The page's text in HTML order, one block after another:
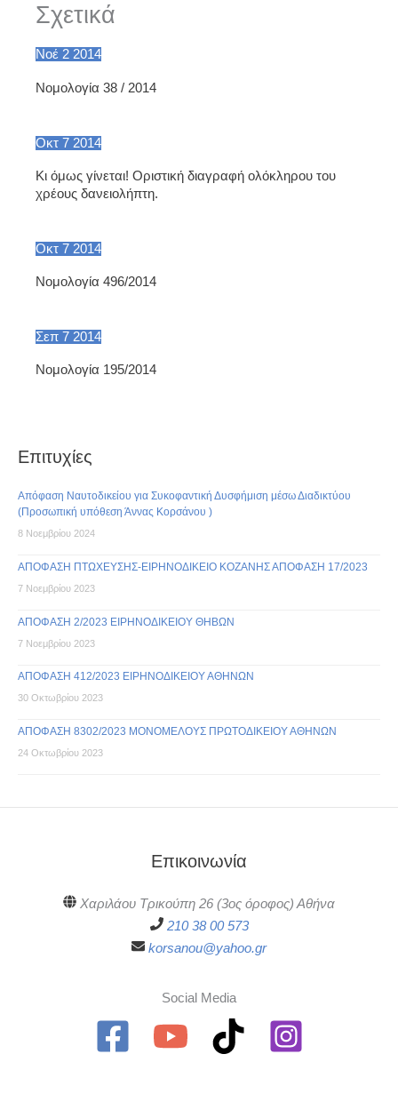
Σχετικά
Νοέ 2 2014
Νομολογία 38 / 2014
Οκτ 7 2014
Κι όμως γίνεται! Οριστική διαγραφή ολόκληρου του
χρέους δανειολήπτη.
Οκτ 7 2014
Νομολογία 496/2014
Σεπ 7 2014
Νομολογία 195/2014
Επιτυχίες
Απόφαση Ναυτοδικείου για Συκοφαντική Δυσφήμιση μέσω Διαδικτύου
(Προσωπική υπόθεση Άννας Κορσάνου )
8 Νοεμβρίου 2024
ΑΠΟΦΑΣΗ ΠΤΩΧΕΥΣΗΣ-ΕΙΡΗΝΟΔΙΚΕΙΟ ΚΟΖΑΝΗΣ ΑΠΟΦΑΣΗ 17/2023
7 Νοεμβρίου 2023
ΑΠΟΦΑΣΗ 2/2023 ΕΙΡΗΝΟΔΙΚΕΙΟΥ ΘΗΒΩΝ
7 Νοεμβρίου 2023
ΑΠΟΦΑΣΗ 412/2023 ΕΙΡΗΝΟΔΙΚΕΙΟΥ ΑΘΗΝΩΝ
30 Οκτωβρίου 2023
ΑΠΟΦΑΣΗ 8302/2023 ΜΟΝΟΜΕΛΟΥΣ ΠΡΩΤΟΔΙΚΕΙΟΥ ΑΘΗΝΩΝ
24 Οκτωβρίου 2023
Επικοινωνία
Χαριλάου Τρικούπη 26 (3ος όροφος) Αθήνα
210 38 00 573
korsanou@yahoo.gr
Social Media